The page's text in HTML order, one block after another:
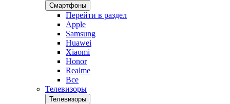
Смартфоны
Перейти в раздел
Apple
Samsung
Huawei
Xiaomi
Honor
Realme
Все
Телевизоры
Телевизоры